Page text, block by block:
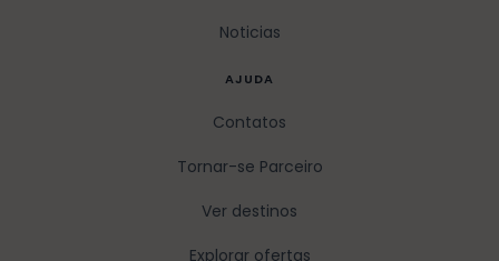
Noticias
AJUDA
Contatos
Tornar-se Parceiro
Ver destinos
Explorar ofertas